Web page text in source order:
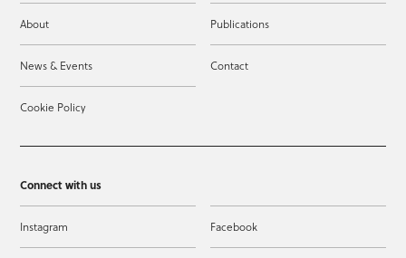
About Publications
News & Events Contact
Cookie Policy
Connect with us
Instagram Facebook